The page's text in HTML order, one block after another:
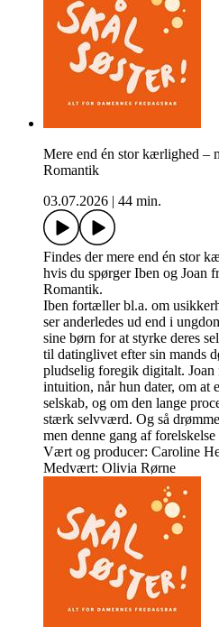
Mere end én stor kærlighed –
Romantik
03.07.2026
44 min.
Findes der mere end én stor
hvis du spørger Iben og Joan
Romantik.
Iben fortæller bl.a. om
ser anderledes ud end i
sine børn for at styrke deres
til datinglivet efter sin mands
pludselig foregik digitalt.
intuition, når hun dater, om at
selskab, og om den lange
stærk selvværd. Og så
men denne gang af
Vært og producer: Caroline
Medvært: Olivia Rørne